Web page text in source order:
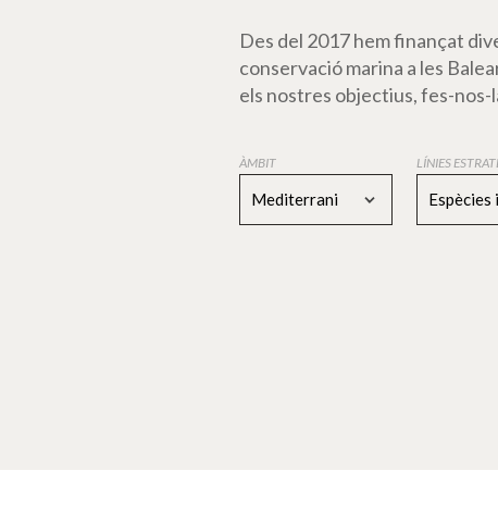
Des del 2017 hem finançat
conservació marina a les
els nostres objectius, fes-
ÀMBIT
Mediterrani
LÍNIES
Espècies